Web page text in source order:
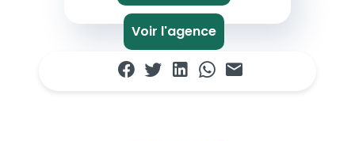
Voir l'agence